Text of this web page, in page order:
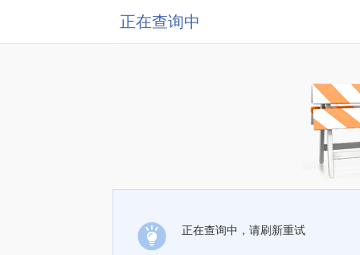
正在查询中
正在查询中，请刷新重试